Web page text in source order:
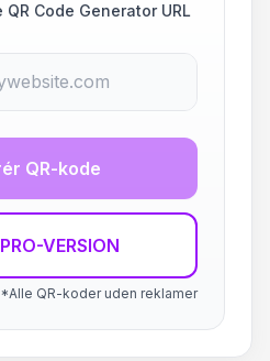
Code Generator URL
QR-kode
VERSION
*Alle QR-koder uden reklamer